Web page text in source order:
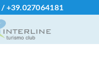
/+39.027064181